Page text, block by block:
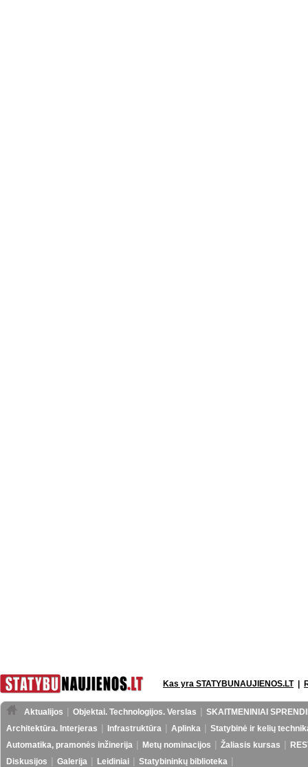
Kas yra STATYBUNAUJIENOS.LT|
Aktualijos Objektai. Technologijos. Verslas
SKAITMENINIAI
Architektūra. Interjeras
Infrastruktūra Aplinka
Statybinė ir kelių
Automatika, pramonės inžinerija
Metų nominacijos Žaliasis kursas
Diskusijos
Galerija Leidiniai Statybininkų biblioteka